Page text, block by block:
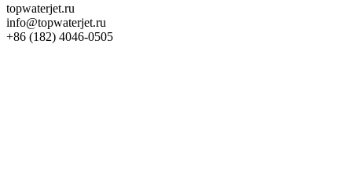
topwaterjet.ru
info@topwaterjet.ru
+86 (182) 4046-0505